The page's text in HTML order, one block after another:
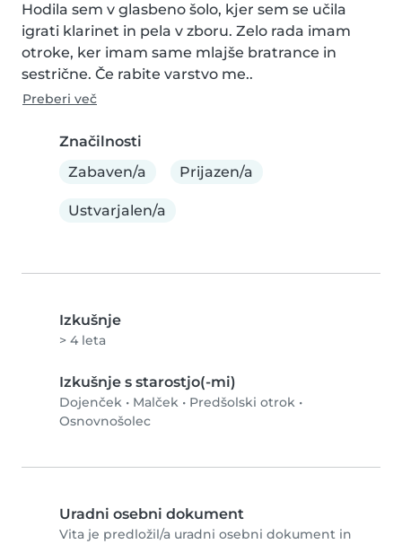
Hodila sem v glasbeno šolo, kjer sem se učila
igrati klarinet in pela v zboru. Zelo rada imam
otroke, ker imam same mlajše bratrance in
sestrične. Če rabite varstvo me..
Preberi več
Značilnosti
Zabaven/a
Prijazen/a
Ustvarjalen/a
Izkušnje
> 4 leta
Izkušnje s starostjo(-mi)
Dojenček • Malček • Predšolski otrok •
Osnovnošolec
Uradni osebni dokument
Vita je predložil/a uradni osebni dokument in